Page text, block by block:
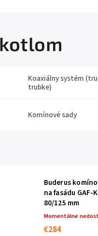
Koaxiálny systém
trubke)
Komínové sady
Buderus
na fasádu GAF-
80/125 mm
Momentálne
€284